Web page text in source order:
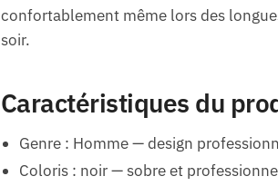
confortablement même lors des
soir.
Caractéristiques du
Genre : Homme — design
Coloris : noir — sobre et